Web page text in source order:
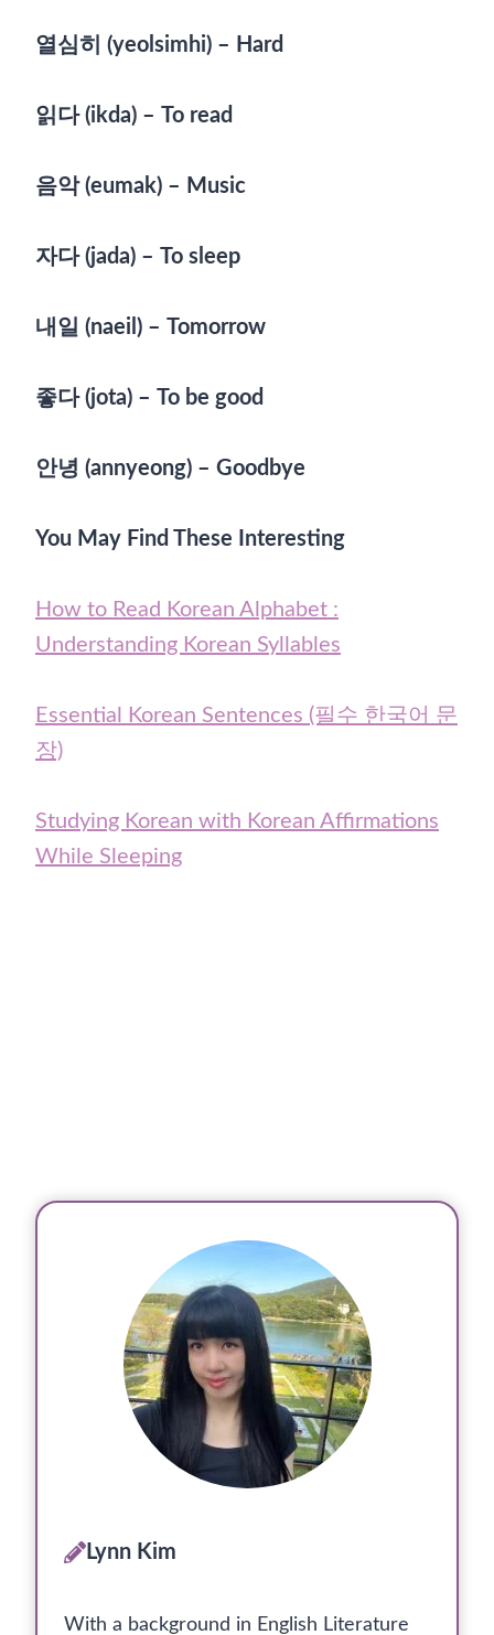
열심히 (yeolsimhi) – Hard
읽다 (ikda) – To read
음악 (eumak) – Music
자다 (jada) – To sleep
내일 (naeil) – Tomorrow
좋다 (jota) – To be good
안녕 (annyeong) – Goodbye
You May Find These Interesting
How to Read Korean Alphabet :
Understanding Korean Syllables
Essential Korean Sentences (필수 한국어 문
장)
Studying Korean with Korean Affirmations
While Sleeping
Lynn Kim
With a background in English Literature